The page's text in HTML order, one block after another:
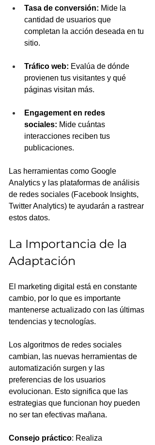
Tasa de conversión: Mide la
cantidad de usuarios que
completan la acción deseada en tu
sitio.
Tráfico web: Evalúa de dónde
provienen tus visitantes y qué
páginas visitan más.
Engagement en redes
sociales: Mide cuántas
interacciones reciben tus
publicaciones.
Las herramientas como Google
Analytics y las plataformas de análisis
de redes sociales (Facebook Insights,
Twitter Analytics) te ayudarán a rastrear
estos datos.
La Importancia de la
Adaptación
El marketing digital está en constante
cambio, por lo que es importante
mantenerse actualizado con las últimas
tendencias y tecnologías.
Los algoritmos de redes sociales
cambian, las nuevas herramientas de
automatización surgen y las
preferencias de los usuarios
evolucionan. Esto significa que las
estrategias que funcionan hoy pueden
no ser tan efectivas mañana.
Consejo práctico: Realiza